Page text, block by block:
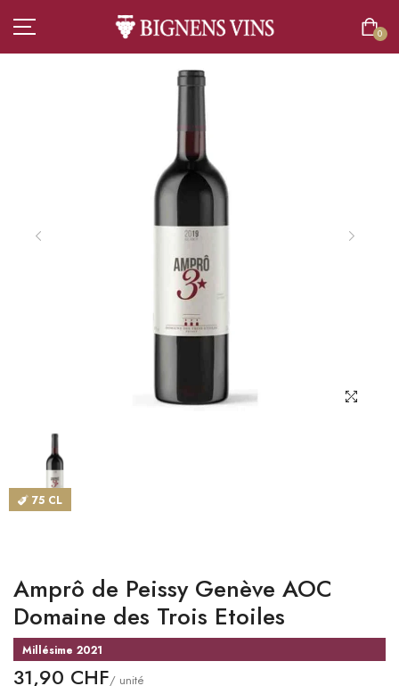
0
TOUT L’ASSORTIMENT
VINS
BOISSONS SANS ALCOOL
CATALOGUES
MAGASINS
CONTACT
Langue
Devise
75 CL
Amprô de Peissy Genève AOC
Domaine des Trois Etoiles
Millésime 2021
31,90 CHF/ unité